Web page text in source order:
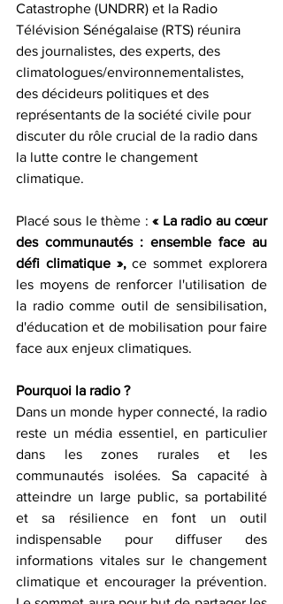
Catastrophe (UNDRR) et la Radio
Télévision Sénégalaise (RTS) réunira
des journalistes, des experts, des
climatologues/environnementalistes,
des décideurs politiques et des
représentants de la société civile pour
discuter du rôle crucial de la radio dans
la lutte contre le changement
climatique.
Placé sous le thème : « La radio au cœur
des communautés : ensemble face au
défi climatique », ce sommet explorera
les moyens de renforcer l'utilisation de
la radio comme outil de sensibilisation,
d'éducation et de mobilisation pour faire
face aux enjeux climatiques.
Pourquoi la radio ?
Dans un monde hyper connecté, la radio
reste un média essentiel, en particulier
dans les zones rurales et les
communautés isolées. Sa capacité à
atteindre un large public, sa portabilité
et sa résilience en font un outil
indispensable pour diffuser des
informations vitales sur le changement
climatique et encourager la prévention.